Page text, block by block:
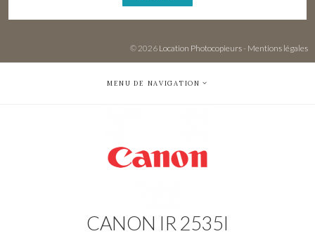
© 2026 Location Photocopieurs- Mentions légales
MENU DE NAVIGATION
CANON IR 2535I